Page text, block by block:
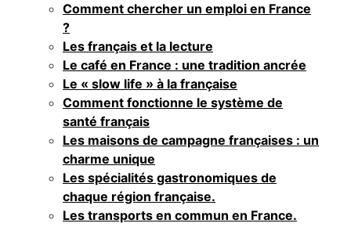
Comment chercher un emploi en France
?
Les français et la lecture
Le café en France : une tradition ancrée
Le « slow life » à la française
Comment fonctionne le système de
santé français
Les maisons de campagne françaises : un
charme unique
Les spécialités gastronomiques de
chaque région française.
Les transports en commun en France.